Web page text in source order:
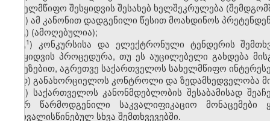
სახელმწიფო შესყიდვის შესახებ ხელშეკრულება
ბ) ამ კანონით დადგენილი წესით მოახდინოს
გ) (ამოღებულია);
გ​1) კონკურსისა და ელექტრონული ტენდერის
შესყიდვის პროცედურა, თუ ეს აუცილებელი გახდება
მიზეზებით, აგრეთვე საქართველოს სახელმწიფო
დ) განახორციელოს კონტროლი და ზედამხედველობა
ე) საქართველოს კანონმდებლობის შესაბამისად
მიერ წარმოდგენილი საკვალიფიკაციო
გათვალისწინებულ სხვა შემთხვევებში.